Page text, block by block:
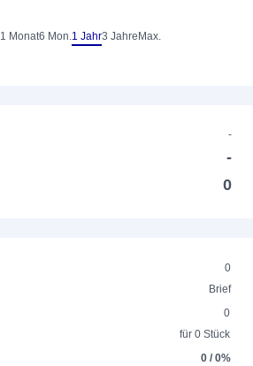
1 Monat6 Mon.1 Jahr3 Jahre Max.
-
-
0
0
Brief
0
für 0 Stück
0 / 0%